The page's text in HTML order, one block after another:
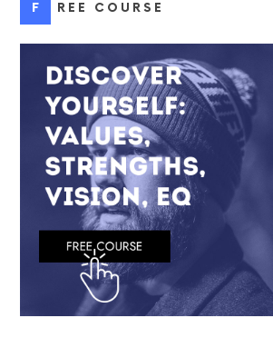
FREE COURSE